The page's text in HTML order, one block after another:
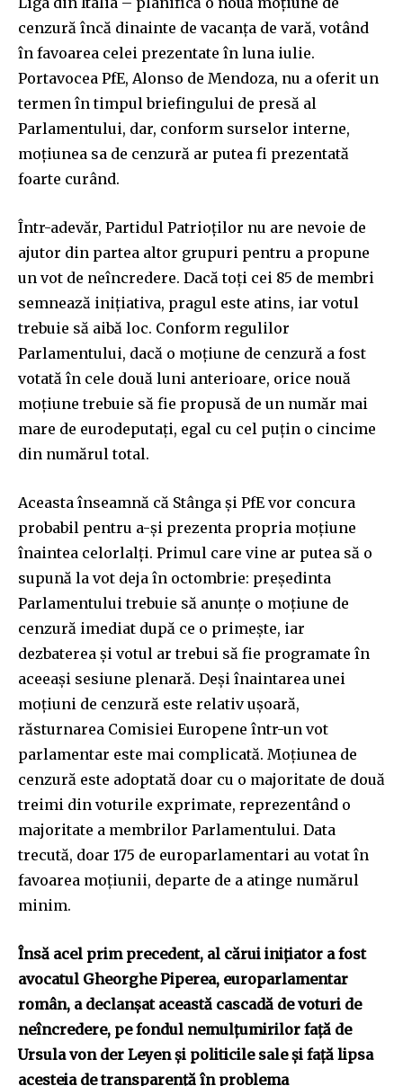
cenzură încă dinainte de vacanța de vară, votând
în favoarea celei prezentate în luna iulie.
Portavocea PfE, Alonso de Mendoza, nu a oferit un
termen în timpul briefingului de presă al
Parlamentului, dar, conform surselor interne,
moțiunea sa de cenzură ar putea fi prezentată
foarte curând.
Într-adevăr, Partidul Patrioților nu are nevoie de
ajutor din partea altor grupuri pentru a propune
un vot de neîncredere. Dacă toți cei 85 de membri
semnează inițiativa, pragul este atins, iar votul
trebuie să aibă loc. Conform regulilor
Parlamentului, dacă o moțiune de cenzură a fost
votată în cele două luni anterioare, orice nouă
moțiune trebuie să fie propusă de un număr mai
mare de eurodeputați, egal cu cel puțin o cincime
din numărul total.
Aceasta înseamnă că Stânga și PfE vor concura
probabil pentru a-și prezenta propria moțiune
înaintea celorlalți. Primul care vine ar putea să o
supună la vot deja în octombrie: președinta
Parlamentului trebuie să anunțe o moțiune de
cenzură imediat după ce o primește, iar
dezbaterea și votul ar trebui să fie programate în
aceeași sesiune plenară. Deși înaintarea unei
moțiuni de cenzură este relativ ușoară,
răsturnarea Comisiei Europene într-un vot
parlamentar este mai complicată. Moțiunea de
cenzură este adoptată doar cu o majoritate de două
treimi din voturile exprimate, reprezentând o
majoritate a membrilor Parlamentului. Data
trecută, doar 175 de europarlamentari au votat în
favoarea moțiunii, departe de a atinge numărul
minim.
Însă acel prim precedent, al cărui inițiator a fost
avocatul Gheorghe Piperea, europarlamentar
român, a declanșat această cascadă de voturi de
neîncredere, pe fondul nemulțumirilor față de
Ursula von der Leyen și politicile sale și față lipsa
acesteia de transparență în problema